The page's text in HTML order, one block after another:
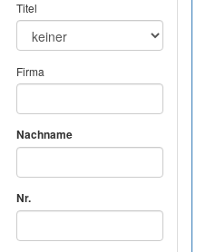
Titel
Firma
Nachname
Nr.